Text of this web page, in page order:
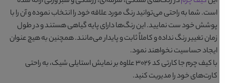
است. شما به راحتی می‌توانید رنگ مورد علاقه خود را انتخاب نموده و آن را با
پوشش خود ست نمایید. این رنگ‌ها دارای پایه گیاهی هستند و در طول
زمان تغییر رنگ نداده و کاملاً ثابت و پایدار می‌مانند. همچنین به هیچ عنوان
ایجاد حساسیت نخواهند نمود.
کیف چرم جا کارتی کد 3026
علاوه بر نمایش استایلی شیک، به راحتی
کارت‌های خود را مدیریت کنید.